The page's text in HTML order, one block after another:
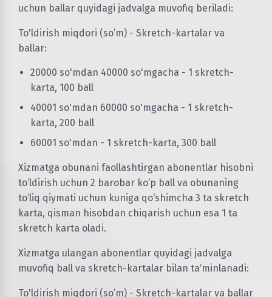
uchun ballar quyidagi jadvalga muvofiq beriladi:
To'ldirish miqdori (so’m) - Skretch-kartalar va
ballar:
20000 so'mdan 40000 so'mgacha - 1 skretch-
karta, 100 ball
40001 so'mdan 60000 so'mgacha - 1 skretch-
karta, 200 ball
60001 so'mdan - 1 skretch-karta, 300 ball
Xizmatga obunani faollashtirgan abonentlar hisobni
to‘ldirish uchun 2 barobar ko‘p ball va obunaning
to‘liq qiymati uchun kuniga qo‘shimcha 3 ta skretch
karta, qisman hisobdan chiqarish uchun esa 1 ta
skretch karta oladi.
Xizmatga ulangan abonentlar quyidagi jadvalga
muvofiq ball va skretch-kartalar bilan taʼminlanadi:
To'ldirish miqdori (so’m) - Skretch-kartalar va ballar